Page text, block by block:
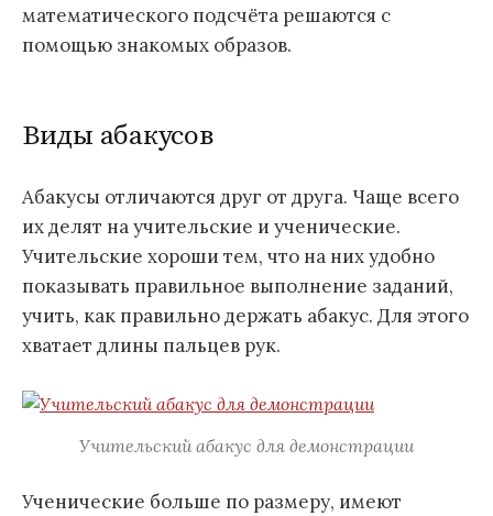
математического подсчёта решаются с
помощью знакомых образов.
Виды абакусов
Абакусы отличаются друг от друга. Чаще всего
их делят на учительские и ученические.
Учительские хороши тем, что на них удобно
показывать правильное выполнение заданий,
учить, как правильно держать абакус. Для этого
хватает длины пальцев рук.
Учительский абакус для демонстрации
Ученические больше по размеру, имеют